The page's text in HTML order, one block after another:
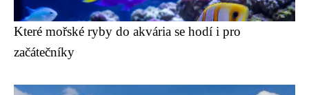
Které mořské ryby do akvária se hodí i pro
začátečníky